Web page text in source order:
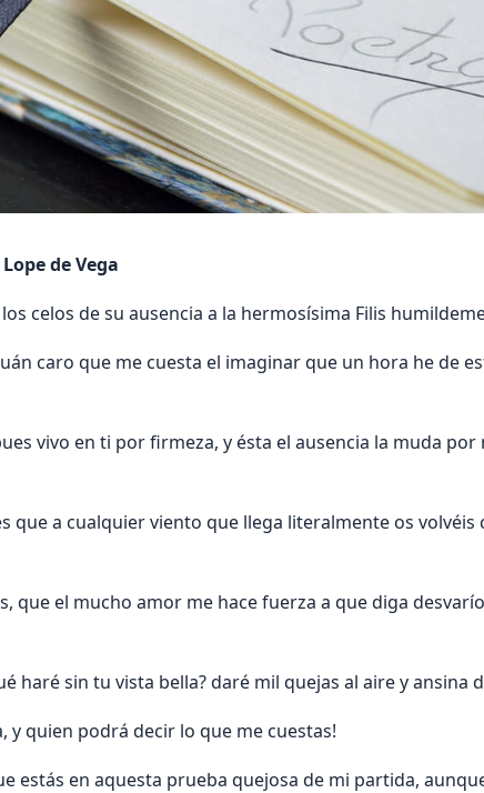
de Vega
celos de su ausencia a la hermosísima Filis
cuán caro que me cuesta el imaginar que un hora he de
vivo en ti por firmeza, y ésta el ausencia la muda por
que a cualquier viento que llega literalmente os volvéis
que el mucho amor me hace fuerza a que diga
haré sin tu vista bella? daré mil quejas al aire y ansina
y quien podrá decir lo que me cuestas!
estás en aquesta prueba quejosa de mi partida,